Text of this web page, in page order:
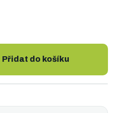
Přidat do košíku